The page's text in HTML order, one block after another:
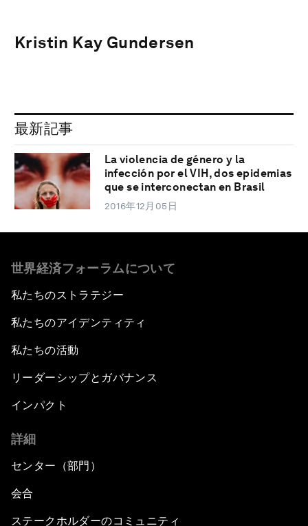
Kristin Kay Gundersen
最新記事
La violencia de género y la
infección por el VIH, dos epidemias
que se interconectan en Brasil
2016年12月05日
世界経済フォーラムについて
私たちのストラテジー
私たちのアイデンティティ
私たちの活動
リーダーシップとガバナンス
インパクト
詳細
センター（部門）
会合
ステークホルダーのコミュニティ